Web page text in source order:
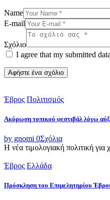
Name
E-mail
Σχόλιο
I agree that my submitted
Έβρος Πολιτισμός
Ακύρωση τοπικού φεστιβάλ λόγω
by gnomi 0Σχόλια
Η νέα τιμολογιακή πολιτική
Έβρος Ελλάδα
Πρόσκληση του Επιμελητηρίου